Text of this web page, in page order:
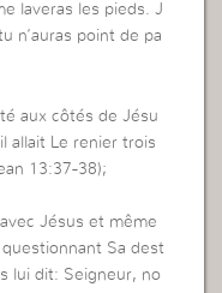
laveras les pieds. J
n’auras point de pa
aux côtés de Jésu
allait Le renier trois
13:37-38);
Jésus et même
Sa dest
lui dit: Seigneur, no